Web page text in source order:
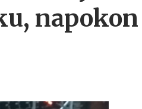
napokon